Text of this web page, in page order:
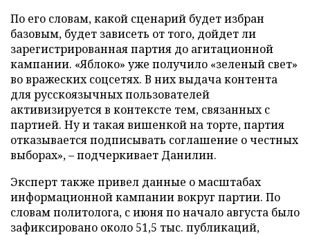
По его словам, какой сценарий будет избран
базовым, будет зависеть от того, дойдет ли
зарегистрированная партия до агитационной
кампании. «Яблоко» уже получило «зеленый свет»
во вражеских соцсетях. В них выдача контента
для русскоязычных пользователей
активизируется в контексте тем, связанных с
партией. Ну и такая вишенкой на торте, партия
отказывается подписывать соглашение о честных
выборах», – подчеркивает Данилин.
Эксперт также привел данные о масштабах
информационной кампании вокруг партии. По
словам политолога, с июня по начало августа было
зафиксировано около 51,5 тыс. публикаций,